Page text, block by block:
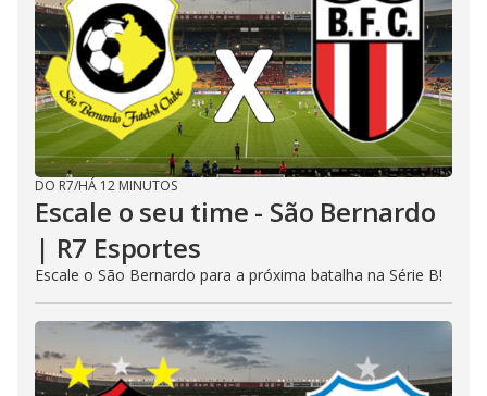
DO R7/HÁ 12 MINUTOS
Escale o seu time - São Bernardo
| R7 Esportes
Escale o São Bernardo para a próxima batalha na Série B!